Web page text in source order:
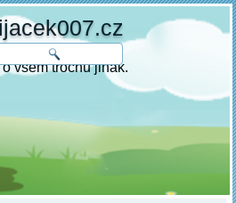
všem trochu jinak.